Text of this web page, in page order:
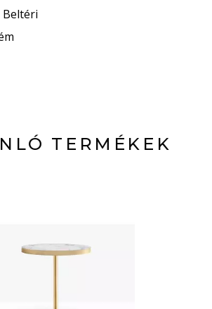
Beltéri
TERMÉKEK